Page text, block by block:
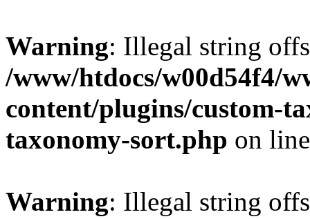
Warning: Illegal string
/www/htdocs/w00d54f4/
content/plugins/custom-
taxonomy-sort.php on
Warning: Illegal string